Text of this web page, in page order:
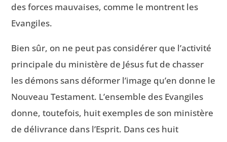
des forces mauvaises, comme le montrent les
Evangiles.
Bien sûr, on ne peut pas considérer que l’activité
principale du ministère de Jésus fut de chasser
les démons sans déformer l’image qu’en donne le
Nouveau Testament. L’ensemble des Evangiles
donne, toutefois, huit exemples de son ministère
de délivrance dans l’Esprit. Dans ces huit